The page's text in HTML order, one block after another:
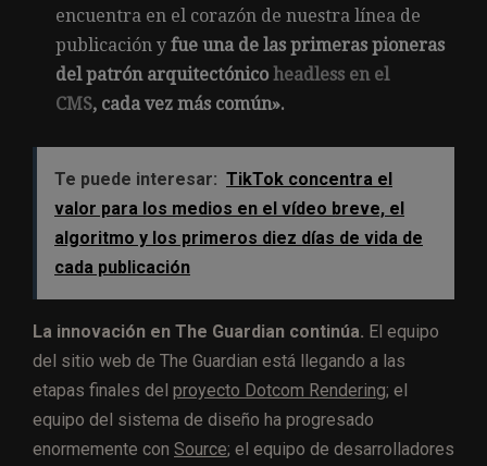
encuentra en el corazón de nuestra línea de
publicación y fue una de las primeras pioneras
del patrón arquitectónico headless en el
CMS, cada vez más común».
Te puede interesar: TikTok concentra el
valor para los medios en el vídeo breve, el
algoritmo y los primeros diez días de vida de
cada publicación
La innovación en The Guardian continúa. El equipo
del sitio web de The Guardian está llegando a las
etapas finales del proyecto Dotcom Rendering; el
equipo del sistema de diseño ha progresado
enormemente con Source; el equipo de desarrolladores